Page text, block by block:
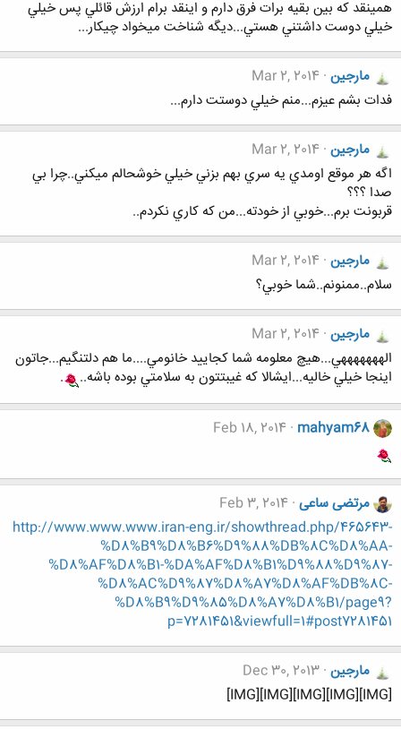
همينقد كه بين بقيه برات فرق دارم و اينقد برام ارزش قائلي پس خيلي
خيلي دوست داشتني هستي...ديگه شناخت ميخواد چيكار...
مارجين Mar 2, 2014
فدات بشم عيزم...منم خيلي دوستت دارم...
مارجين Mar 2, 2014
اگه هر موقع اومدي يه سري بهم بزني خيلي خوشحالم ميكني..چرا بي
صدا ؟؟؟
قربونت برم...خوبي از خودته...من كه كاري نكردم..
مارجين Mar 2, 2014
سلام..ممنونم..شما خوبي؟
مارجين Mar 2, 2014
الهههههههي...هيچ معلومه شما كجاييد خانومي....ما هم دلتنگيم...جاتون
اينجا خيلي خاليه...ايشالا كه غيبتتون به سلامتي بوده باشه..
.
mahyam68
Feb 18, 2014
مرتضی ساعی Feb 3, 2014
http://www.www.www.iran-eng.ir/showthread.php/465643-
%D8%B9%D8%B6%D9%88%DB%8C%D8%AA-
%D8%AF%D8%B1-%DA%AF%D8%B1%D9%88%D9%87-
%D8%AC%D9%87%D8%A7%D8%AF%DB%8C-
%D8%B9%D9%85%D8%A7%D8%B1/page9?
p=7281451&viewfull=1#post7281451
مارجين Dec 30, 2013
[IMG][IMG][IMG][IMG][IMG]